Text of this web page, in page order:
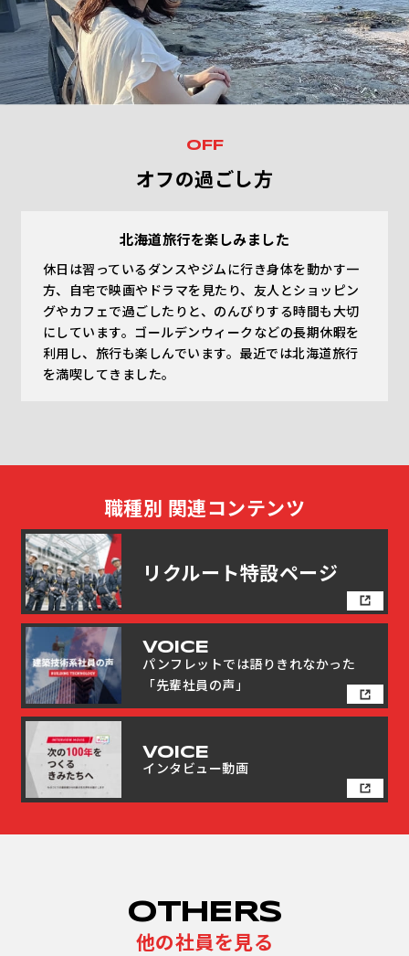
OFF
オフの過ごし方
北海道旅行を楽しみました
休日は習っているダンスやジムに行き身体を動かす一
方、自宅で映画やドラマを見たり、友人とショッピン
グやカフェで過ごしたりと、のんびりする時間も大切
にしています。ゴールデンウィークなどの長期休暇を
利用し、旅行も楽しんでいます。最近では北海道旅行
を満喫してきました。
職種別 関連コンテンツ
リクルート特設ページ
リクルート特設ページ
VOICE
パンフレットでは語りきれなかった
「先輩社員の声」
VOICE
パンフレットでは語りきれなかった
「先輩社員の声」
VOICE
インタビュー動画
VOICE
インタビュー動画
OTHERS
他の社員を見る